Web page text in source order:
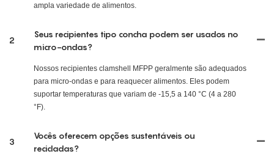
ampla variedade de alimentos.
2
Seus recipientes tipo concha podem ser usados ​​no
micro-ondas?
Nossos recipientes clamshell MFPP geralmente são adequados
para micro-ondas e para reaquecer alimentos. Eles podem
suportar temperaturas que variam de -15,5 a 140 °C (4 a 280
°F).
3
Vocês oferecem opções sustentáveis ​​ou
recicladas?